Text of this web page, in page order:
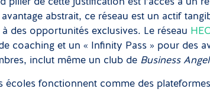
avantage abstrait, ce réseau est un actif
à des opportunités exclusives. Le réseau
coaching et un « Infinity Pass » pour des
inclut même un club de Business
écoles fonctionnent comme des